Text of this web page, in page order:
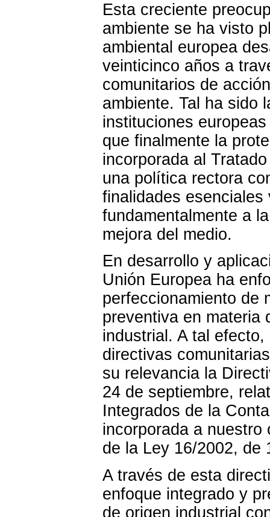
Esta creciente
ambiente se ha visto
ambiental europea
veinticinco años a
comunitarios de
ambiente. Tal ha sido
instituciones
que finalmente la
incorporada al
una política rectora
finalidades esenciales
fundamentalmente a
mejora del medio.
En desarrollo y
Unión Europea ha
perfeccionamiento de
preventiva en materia
industrial. A tal
directivas
su relevancia la
24 de septiembre,
Integrados de la
incorporada a nuestro
de la Ley 16/2002, de
A través de esta
enfoque integrado y
de origen industrial